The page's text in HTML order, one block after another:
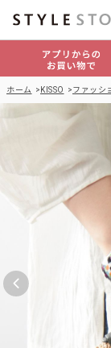
ホーム KISSO ファッシ